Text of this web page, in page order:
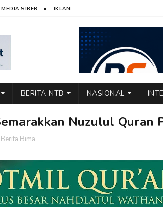
SIBER IKLAN
BERITA NTB NASIONAL
Nuzulul Quran
Berita Bima